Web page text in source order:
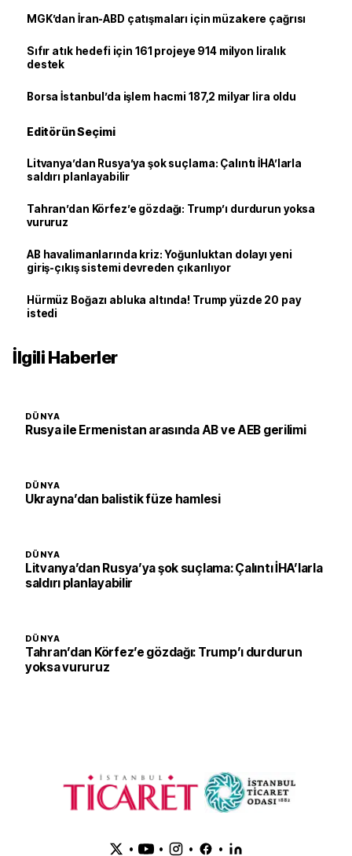
MGK’dan İran-ABD çatışmaları için müzakere çağrısı
Sıfır atık hedefi için 161 projeye 914 milyon liralık
destek
Borsa İstanbul’da işlem hacmi 187,2 milyar lira oldu
Editörün Seçimi
Litvanya’dan Rusya’ya şok suçlama: Çalıntı İHA’larla
saldırı planlayabilir
Tahran’dan Körfez’e gözdağı: Trump’ı durdurun yoksa
vururuz
AB havalimanlarında kriz: Yoğunluktan dolayı yeni
giriş-çıkış sistemi devreden çıkarılıyor
Hürmüz Boğazı abluka altında! Trump yüzde 20 pay
istedi
İlgili Haberler
DÜNYA
Rusya ile Ermenistan arasında AB ve AEB gerilimi
DÜNYA
Ukrayna’dan balistik füze hamlesi
DÜNYA
Litvanya’dan Rusya’ya şok suçlama: Çalıntı İHA’larla
saldırı planlayabilir
DÜNYA
Tahran’dan Körfez’e gözdağı: Trump’ı durdurun
yoksa vururuz
• • • •